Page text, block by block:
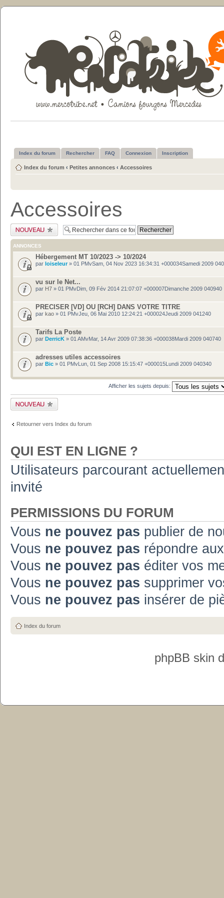
Index du forum Rechercher FAQ Connexion Inscription
Index du forum ‹ Petites annonces ‹ Accessoires
Accessoires
Publier un nouveau
sujet
ANNONCES
Hébergement MT 10/2023 -> 10/2024
par loiseleur» 01 PMvSam, 04 Nov 2023 16:34:31 +000034Samedi 2009
vu sur le Net...
par H7 » 01 PMvDim, 09 Fév 2014 21:07:07 +000007Dimanche 2009 040940
PRECISER [VD] OU [RCH] DANS VOTRE TITRE
par kao » 01 PMvJeu, 06 Mai 2010 12:24:21 +000024Jeudi 2009 041240
Tarifs La Poste
par DerricK » 01 AMvMar, 14 Avr 2009 07:38:36 +000038Mardi 2009 040740
adresses utiles accessoires
par Bic » 01 PMvLun, 01 Sep 2008 15:15:47 +000015Lundi 2009 040340
Afficher les sujets depuis:
Publier un nouveau
sujet
Retourner vers Index du forum
QUI EST EN LIGNE ?
Utilisateurs parcourant
invité
PERMISSIONS DU FORUM
Vous ne pouvez pas publier de
Vous ne pouvez pas répondre
Vous ne pouvez pas éditer vos
Vous ne pouvez pas supprimer
Vous ne pouvez pas insérer de
Index du forum
phpBB skin